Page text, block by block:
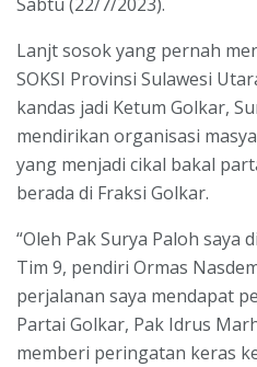
Lanjt sosok yang pernah
SOKSI Provinsi Sulawesi
kandas jadi Ketum Golkar,
mendirikan organisasi
yang menjadi cikal bakal
berada di Fraksi Golkar.
“Oleh Pak Surya Paloh
Tim 9, pendiri Ormas
perjalanan saya mendapat
Partai Golkar, Pak Idrus
memberi peringatan keras